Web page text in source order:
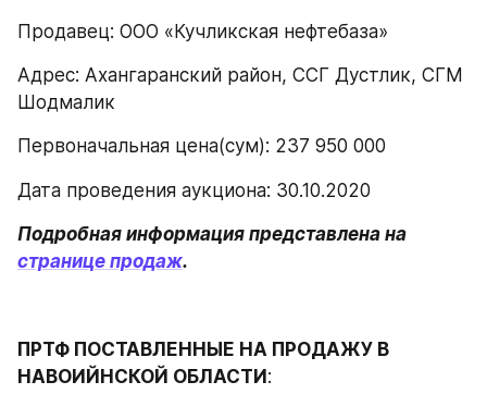
Продавец: ООО «Кучликская нефтебаза»
Адрес: Ахангаранский район, ССГ Дустлик, СГМ
Шодмалик
Первоначальная цена(сум): 237 950 000
Дата проведения аукциона: 30.10.2020
странице продаж.
ПРТФ ПОСТАВЛЕННЫЕ НА ПРОДАЖУ В
НАВОИЙНСКОЙ ОБЛАСТИ: